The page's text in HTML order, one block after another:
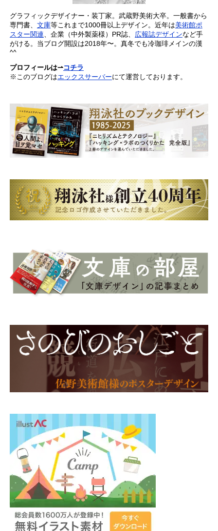
グラフィックデザイナー・装丁家。武蔵野美術大卒。一般書から
専門書、 文庫等これまで1000冊以上デザイン。近年は美術館ポ
スター関連 、企業（中外製薬様）PR誌、 広報誌デザインなど手
がける。当ブログ開設は2018年〜。真冬でも冷珈琲メインの漢
^^
プロフィールは⇀コチラ
※このブログはエックスサーバーにて運営しております。